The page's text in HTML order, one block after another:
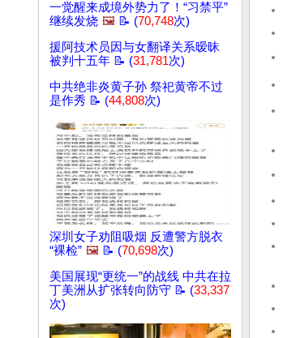
一觉醒来成境外势力了！“习禁平”
继续发烧 🖼️ 📝 (70,748次)
援阿技术员因与女翻译关系暧昧
被判十五年 📝 (31,781次)
中共绝非炎黄子孙 祭祀黄帝不过
是作秀 📝 (44,808次)
深圳女子劝阻吸烟 反遭警方脱衣
“裸检” 🖼️ 📝 (70,698次)
美国展现“更统一”的战线 中共在拉
丁美洲从扩张转向防守 📝 (33,337
次)